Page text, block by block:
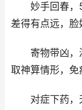
妙手回春，5
差得有点远，脸
寄物带凶，满
取神算情形，免
对症下药，天